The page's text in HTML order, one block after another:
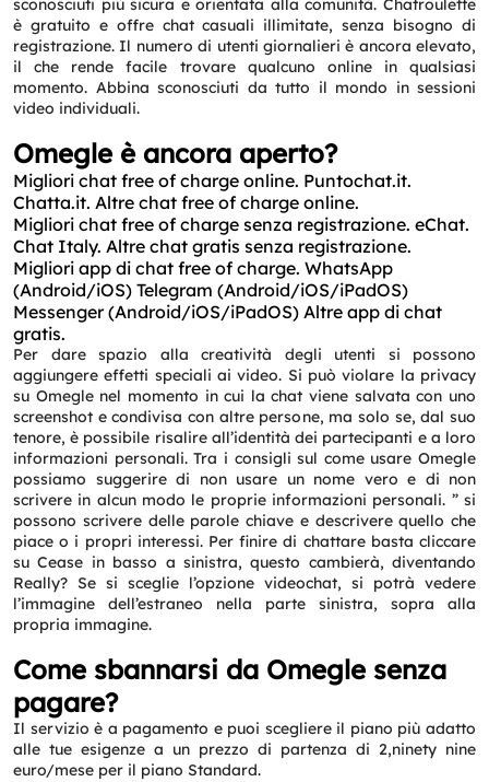
sconosciuti più sicura e orientata alla comunità. Chatroulette
è gratuito e offre chat casuali illimitate, senza bisogno di
registrazione. Il numero di utenti giornalieri è ancora elevato,
il che rende facile trovare qualcuno online in qualsiasi
momento. Abbina sconosciuti da tutto il mondo in sessioni
video individuali.
Omegle è ancora aperto?
Migliori chat free of charge online. Puntochat.it.
Chatta.it. Altre chat free of charge online.
Migliori chat free of charge senza registrazione. eChat.
Chat Italy. Altre chat gratis senza registrazione.
Migliori app di chat free of charge. WhatsApp
(Android/iOS) Telegram (Android/iOS/iPadOS)
Messenger (Android/iOS/iPadOS) Altre app di chat
gratis.
Per dare spazio alla creatività degli utenti si possono
aggiungere effetti speciali ai video. Si può violare la privacy
su Omegle nel momento in cui la chat viene salvata con uno
screenshot e condivisa con altre persone, ma solo se, dal suo
tenore, è possibile risalire all’identità dei partecipanti e a loro
informazioni personali. Tra i consigli sul come usare Omegle
possiamo suggerire di non usare un nome vero e di non
scrivere in alcun modo le proprie informazioni personali. ” si
possono scrivere delle parole chiave e descrivere quello che
piace o i propri interessi. Per finire di chattare basta cliccare
su Cease in basso a sinistra, questo cambierà, diventando
Really? Se si sceglie l’opzione videochat, si potrà vedere
l’immagine dell’estraneo nella parte sinistra, sopra alla
propria immagine.
Come sbannarsi da Omegle senza
pagare?
Il servizio è a pagamento e puoi scegliere il piano più adatto
alle tue esigenze a un prezzo di partenza di 2,ninety nine
euro/mese per il piano Standard.